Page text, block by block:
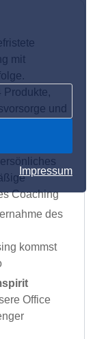
Impressum
mit
Produkte,
und
Coaching
des
kommst
Office